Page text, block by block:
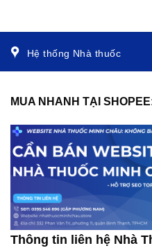
Hệ thống Nhà thuốc
MUA NHANH TẠI
Thông tin liên hệ Nhà